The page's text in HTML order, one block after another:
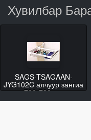
Хувилбар
SAGS-TSAGAAN-
JYG102C алчуур зангиа
700-780mm